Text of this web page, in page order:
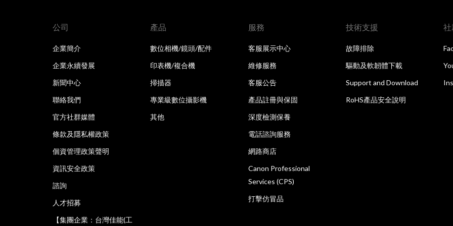
公司
企業簡介
企業永續發展
新聞中心
聯絡我們
官方社群媒體
條款及隱私權政策
個資管理政策聲明
資訊安全政策
諮詢
人才招募
【集團企業：台灣佳能(工
產品
數位相機/鏡頭/配件
印表機/複合機
掃描器
專業級數位攝影機
其他
服務
客服展示中心
維修服務
客服公告
產品註冊與保固
深度檢測保養
電話諮詢服務
網路商店
Canon Professional
Services (CPS)
打擊仿冒品
技術支援
故障排除
驅動及軟韌體下載
Support and Download
RoHS產品安全說明